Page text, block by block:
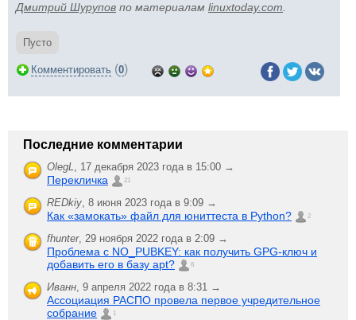
Дмитрий Шурупов по материалам linuxtoday.com
Пусто
Комментировать (0)
Последние комментарии
OlegL, 17 декабря 2023 года в 15:00 →
Перекличка 21
REDkiy, 8 июня 2023 года в 9:09 →
Как «замокать» файл для юниттеста в Python? 2
fhunter, 29 ноября 2022 года в 2:09 →
Проблема с NO_PUBKEY: как получить GPG-ключ и
добавить его в базу apt?
6
Иванн, 9 апреля 2022 года в 8:31 →
Ассоциация РАСПО провела первое учредительное
собрание
1